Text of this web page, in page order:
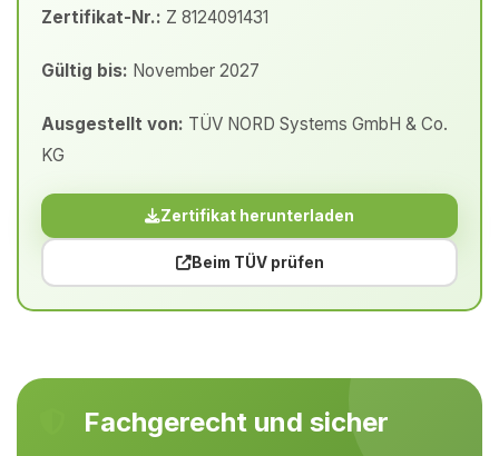
Zertifikat-Nr.: Z 8124091431
Gültig bis: November 2027
Ausgestellt von: TÜV NORD Systems GmbH & Co.
KG
Zertifikat herunterladen
Beim TÜV prüfen
Fachgerecht und sicher